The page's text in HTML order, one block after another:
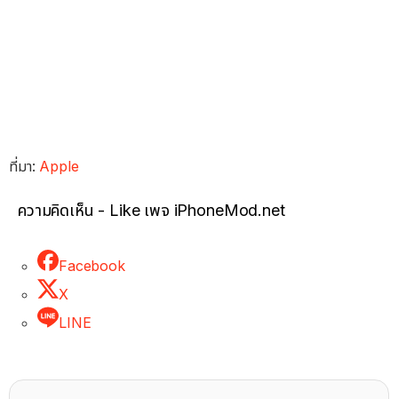
ที่มา: Apple
ความคิดเห็น - Like เพจ iPhoneMod.net
Facebook
X
LINE